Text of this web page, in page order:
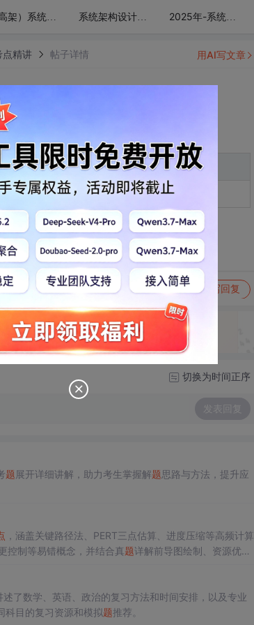
（高架）系统架构设计师历年综合知识考点精讲 系统架构设计师考试计算题专题精讲 2025年-系统架构设计师--综合计算机系统基础知识精讲视频培训课
点精讲 帖子详情
考点的解题思路参考答案、分析
举报 写回复
用AI写文章
切换为时间正序
发表回复
题展开详细讲解，助力考生掌握解题思路与方法，提升应
，涵盖关键路径法、PERT三点估算、进度压缩等高频计算
控制等易错概念，并结合真题详解前导图绘制、资源优化
了数学、英语、政治的复习方法和时间安排，以及专业
科目的复习资源和模拟题推荐。